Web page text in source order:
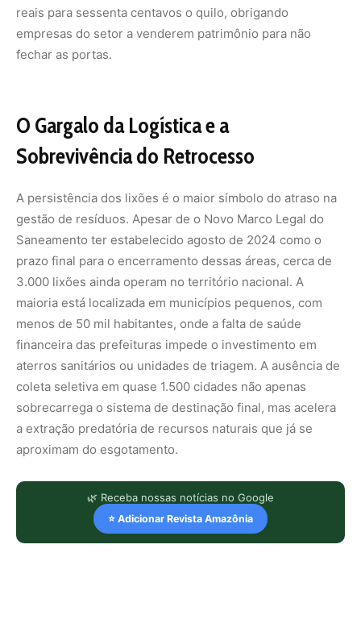
reais para sessenta centavos o quilo, obrigando
empresas do setor a venderem patrimônio para não
fechar as portas.
O Gargalo da Logística e a
Sobrevivência do Retrocesso
A persistência dos lixões é o maior símbolo do atraso na
gestão de resíduos. Apesar de o Novo Marco Legal do
Saneamento ter estabelecido agosto de 2024 como o
prazo final para o encerramento dessas áreas, cerca de
3.000 lixões ainda operam no território nacional. A
maioria está localizada em municípios pequenos, com
menos de 50 mil habitantes, onde a falta de saúde
financeira das prefeituras impede o investimento em
aterros sanitários ou unidades de triagem. A ausência de
coleta seletiva em quase 1.500 cidades não apenas
sobrecarrega o sistema de destinação final, mas acelera
a extração predatória de recursos naturais que já se
aproximam do esgotamento.
🌿 Receba nossas notícias no Google
⭐ Adicionar Revista Amazônia